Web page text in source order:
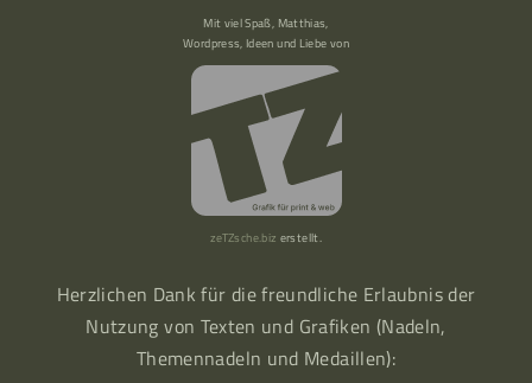
Mit viel Spaß, Matthias,
Herzlichen Dank für die freundliche Erlaubnis der
Nutzung von Texten und Grafiken (Nadeln,
Themennadeln und Medaillen):